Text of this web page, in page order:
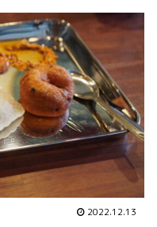
2022.12.13